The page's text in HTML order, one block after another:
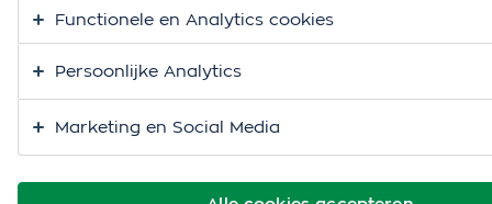
Functionele en Analytics cookies
Persoonlijke Analytics
Marketing en Social Media